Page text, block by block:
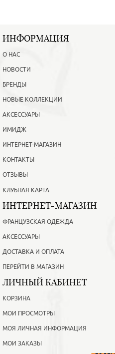
ИНФОРМАЦИЯ
О НАС
НОВОСТИ
БРЕНДЫ
НОВЫЕ КОЛЛЕКЦИИ
АКСЕССУАРЫ
ИМИДЖ
ИНТЕРНЕТ-МАГАЗИН
КОНТАКТЫ
ОТЗЫВЫ
КЛУБНАЯ КАРТА
ИНТЕРНЕТ-МАГАЗИН
ФРАНЦУЗСКАЯ ОДЕЖДА
АКСЕССУАРЫ
ДОСТАВКА И ОПЛАТА
ПЕРЕЙТИ В МАГАЗИН
ЛИЧНЫЙ КАБИНЕТ
КОРЗИНА
МОИ ПРОСМОТРЫ
МОЯ ЛИЧНАЯ ИНФОРМАЦИЯ
МОИ ЗАКАЗЫ